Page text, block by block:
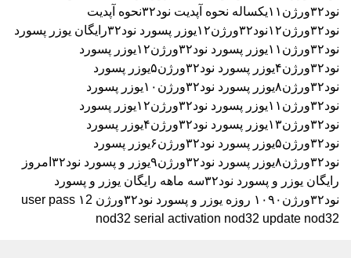
نود۳۲ورژن۱۱یکساله
نحوه آپدیت نود۳۲
نحوه آپدیت
نود۳۲ورژن۱۲
نود۳۲ورژن۱۲ یوزر پسورد نود۳۲رایگان
یوزر پسورد
نود۳۲ورژن۱۱
یوزر پسورد نود۳۲ورژن۱۲
یوزر پسورد
نود۳۲ورژن۴
یوزر پسورد نود۳۲ورژن۵
یوزر پسورد
نود۳۲ورژن۸
یوزر پسورد نود۳۲ورژن۱۰
یوزر پسورد
نود۳۲ورژن۱۱
یوزر پسورد نود۳۲ورژن۱۲
یوزر پسورد
نود۳۲ورژن۱۳
یوزر پسورد نود۳۲ورژن۴
یوزر پسورد
نود۳۲ورژن۵
یوزر پسورد نود۳۲ورژن۶
یوزر پسورد
نود۳۲ورژن۸
یوزر پسورد نود۳۲ورژن۹
یوزر و پسورد نود۳۲امروز
رایگان یوزر و پسورد نود۳۲سه ماهه رایگان
یوزر و پسورد
نود۳۲ورژن۱۰۹۰ روزه
یوزر و پسورد نود۳۲ورژن ۱2
user pass
nod32 serial activation nod32 update nod32